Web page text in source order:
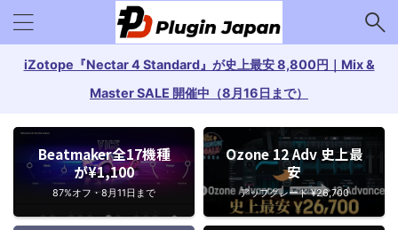
iZotope『Nectar 4 Standard』が史上最安 8,800円｜Mix &
Master SALE 開催中（8月16日まで）
Beatmaker全17機種
が¥1,100
87%オフ・8月11日まで
Ozone 12 Adv 史上最
安
アップグレード ¥26,700